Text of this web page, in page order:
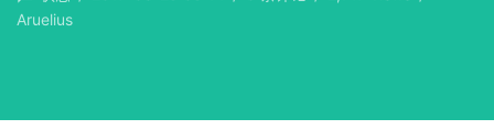
Aruelius